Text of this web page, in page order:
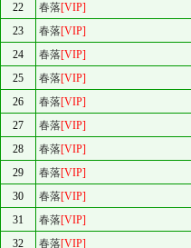
22
春落[VIP]
23
春落[VIP]
24
春落[VIP]
25
春落[VIP]
26
春落[VIP]
27
春落[VIP]
28
春落[VIP]
29
春落[VIP]
30
春落[VIP]
31
春落[VIP]
32
春落[VIP]